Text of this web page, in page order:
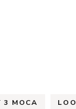
3 MOCA